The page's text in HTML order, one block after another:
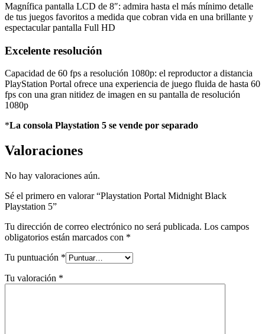
Magnífica pantalla LCD de 8″: admira hasta el más mínimo detalle
de tus juegos favoritos a medida que cobran vida en una brillante y
espectacular pantalla Full HD
Excelente resolución
Capacidad de 60 fps a resolución 1080p: el reproductor a distancia
PlayStation Portal ofrece una experiencia de juego fluida de hasta 60
fps con una gran nitidez de imagen en su pantalla de resolución
1080p
*La consola Playstation 5 se vende por separado
Valoraciones
No hay valoraciones aún.
Sé el primero en valorar “Playstation Portal Midnight Black
Playstation 5”
Tu dirección de correo electrónico no será publicada. Los campos
obligatorios están marcados con *
Tu puntuación *
Tu valoración *